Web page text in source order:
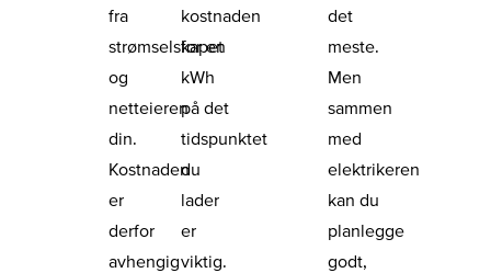
fra
strømselskapet
og
netteieren
din.
Kostnaden
er
derfor
avhengig
kostnaden
for en
kWh
på det
tidspunktet
du
lader
er
viktig.
det
meste.
Men
sammen
med
elektrikeren
kan du
planlegge
godt,